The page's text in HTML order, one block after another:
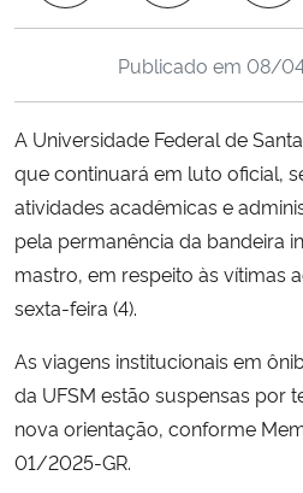
Ministério da Saúde
Ministério de Minas e Energia
Ministério da Ciência, Tecnologia,
Ministério do Meio Ambiente
Ministério do Turismo
Controladoria-Geral da União
Ministério da Mulher, da Família e dos
Publicado em 08/
A Universidade Federal de
que continuará em luto oficial,
atividades acadêmicas e
pela permanência da bandeira
mastro, em respeito às vítimas
sexta-feira (4).
As viagens institucionais em
da UFSM estão suspensas por
nova orientação, conforme
01/2025-GR.